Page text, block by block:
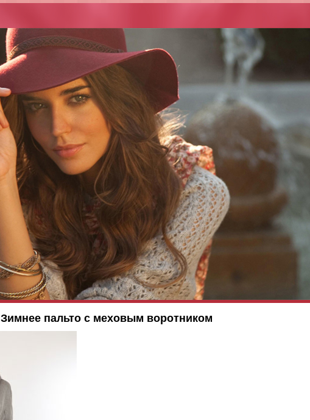
Зимнее пальто с меховым воротником